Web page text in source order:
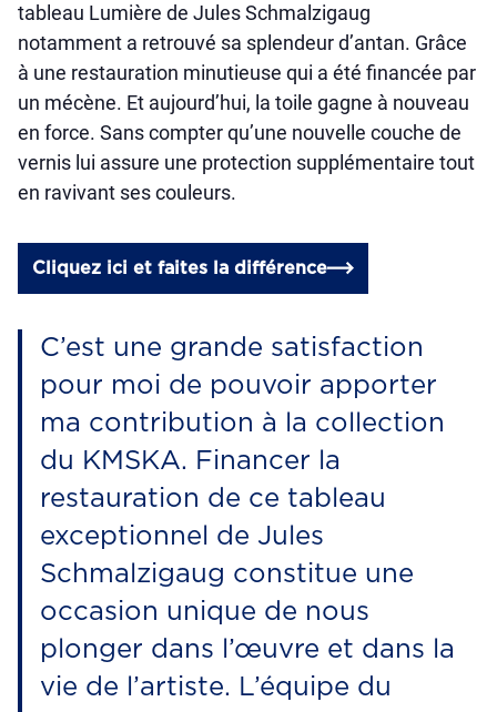
tableau Lumière de Jules Schmalzigaug
notamment a retrouvé sa splendeur d’antan. Grâce
à une restauration minutieuse qui a été financée par
un mécène. Et aujourd’hui, la toile gagne à nouveau
en force. Sans compter qu’une nouvelle couche de
vernis lui assure une protection supplémentaire tout
en ravivant ses couleurs.
Cliquez ici et faites la différence
C’est une grande satisfaction
pour moi de pouvoir apporter
ma contribution à la collection
du KMSKA. Financer la
restauration de ce tableau
exceptionnel de Jules
Schmalzigaug constitue une
occasion unique de nous
plonger dans l’œuvre et dans la
vie de l’artiste. L’équipe du